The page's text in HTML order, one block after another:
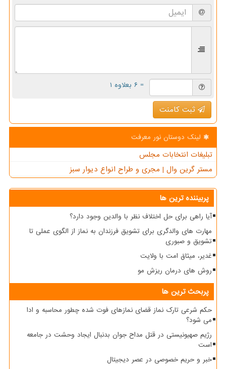
= ۶ بعلاوه ۱
ثبت کامنت
لینک دوستان نور معرفت
تبلیغات انتخابات مجلس
مستر گرین وال | مجری و طراح انواع دیوار سبز
پربیننده ترین ها
آیا راهی برای حل اختلاف نظر با والدین وجود دارد؟
مهارت های والدگری برای تشویق فرزندان به نماز از الگوی عملی تا
تشویق و صبوری
غدیر، میثاق امت با ولایت
روش های درمان ریزش مو
پربحث ترین ها
حکم شرعی تارک نماز قضای نمازهای فوت شده چطور محاسبه و ادا
می شود؟
رژیم صهیونیستی در قتل مداح جوان بدنبال ایجاد وحشت در جامعه
است
خبر و حریم خصوصی در عصر دیجیتال